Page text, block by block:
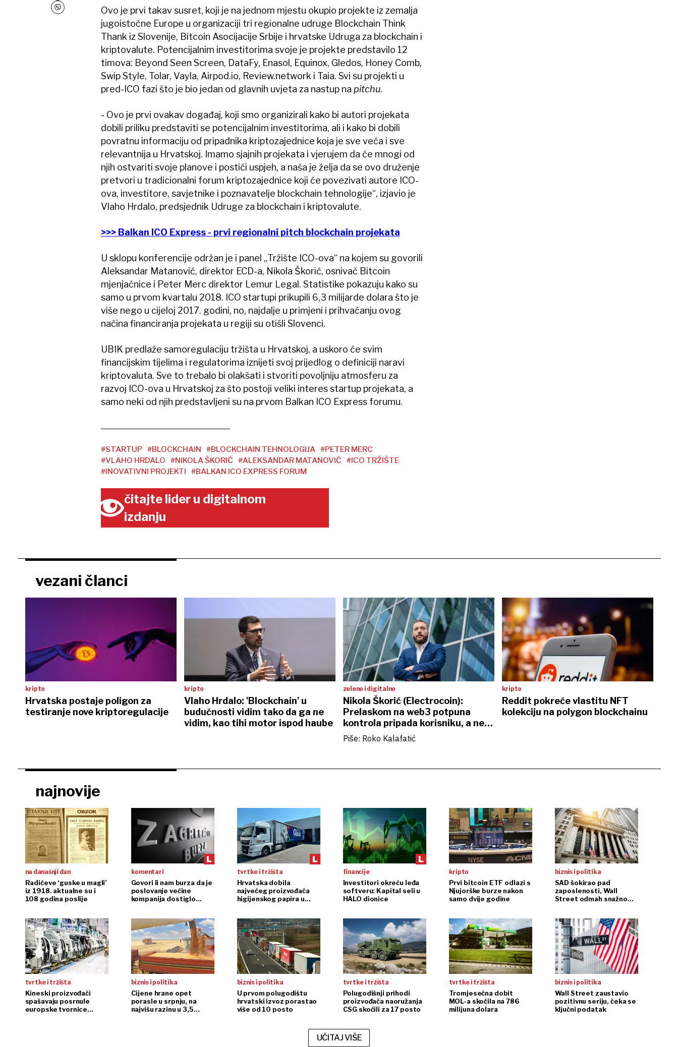
Ovo je prvi takav susret, koji je na jednom mjestu okupio projekte iz zemalja
jugoistočne Europe u organizaciji tri regionalne udruge Blockchain Think
Thank iz Slovenije, Bitcoin Asocijacije Srbije i hrvatske Udruga za blockchain i
kriptovalute. Potencijalnim investitorima svoje je projekte predstavilo 12
timova: Beyond Seen Screen, DataFy, Enasol, Equinox, Gledos, Honey Comb,
Swip Style, Tolar, Vayla, Airpod.io, Review.network i Taia. Svi su projekti u
pred-ICO fazi što je bio jedan od glavnih uvjeta za nastup na pitchu.
- Ovo je prvi ovakav događaj, koji smo organizirali kako bi autori projekata
dobili priliku predstaviti se potencijalnim investitorima, ali i kako bi dobili
povratnu informaciju od pripadnika kriptozajednice koja je sve veća i sve
relevantnija u Hrvatskoj. Imamo sjajnih projekata i vjerujem da će mnogi od
njih ostvariti svoje planove i postići uspjeh, a naša je želja da se ovo druženje
pretvori u tradicionalni forum kriptozajednice koji će povezivati autore ICO-
ova, investitore, savjetnike i poznavatelje blockchain tehnologije“, izjavio je
Vlaho Hrdalo, predsjednik Udruge za blockchain i kriptovalute.
>>> Balkan ICO Express - prvi regionalni pitch blockchain projekata
U sklopu konferencije održan je i panel „Tržište ICO-ova“ na kojem su govorili
Aleksandar Matanović, direktor ECD-a, Nikola Škorić, osnivač Bitcoin
mjenjačnice i Peter Merc direktor Lemur Legal. Statistike pokazuju kako su
samo u prvom kvartalu 2018. ICO startupi prikupili 6,3 milijarde dolara što je
više nego u cijeloj 2017. godini, no, najdalje u primjeni i prihvaćanju ovog
načina financiranja projekata u regiji su otišli Slovenci.
UBIK predlaže samoregulaciju tržišta u Hrvatskoj, a uskoro će svim
financijskim tijelima i regulatorima iznijeti svoj prijedlog o definiciji naravi
kriptovaluta. Sve to trebalo bi olakšati i stvoriti povoljniju atmosferu za
razvoj ICO-ova u Hrvatskoj za što postoji veliki interes startup projekata, a
samo neki od njih predstavljeni su na prvom Balkan ICO Express forumu.
#STARTUP #BLOCKCHAIN #BLOCKCHAIN TEHNOLOGIJA #PETER MERC
#VLAHO HRDALO
#NIKOLA ŠKORIĆ #ALEKSANDAR MATANOVIĆ
#ICO TRŽIŠTE
#INOVATIVNI PROJEKTI
#BALKAN ICO EXPRESS FORUM
čitajte lider u digitalnom
izdanju
vezani članci
kripto
Hrvatska postaje poligon za
testiranje nove kriptoregulacije
kripto
Vlaho Hrdalo: 'Blockchain' u
budućnosti vidim tako da ga ne
vidim, kao tihi motor ispod haube
zeleno i digitalno
Nikola Škorić (Electrocoin):
Prelaskom na web3 potpuna
kontrola pripada korisniku, a ne
korporacijama
Piše: Roko Kalafatić
kripto
Reddit pokreće vlastitu NFT
kolekciju na polygon blockchainu
najnovije
na današnji dan
Radićeve ‘guske u magli’
iz 1918. aktualne su i
108 godina poslije
komentari
Govori li nam burza da je
poslovanje većine
kompanija dostiglo
tvrtke i tržišta
Hrvatska dobila
najvećeg proizvođača
higijenskog papira u
financije
Investitori okreću leđa
softveru: Kapital seli u
HALO dionice
kripto
Prvi bitcoin ETF odlazi s
Njujorške burze nakon
samo dvije godine
biznis i politika
SAD šokirao pad
zaposlenosti, Wall
Street odmah snažno
tvrtke i tržišta
Kineski proizvođači
spašavaju posrnule
europske tvornice
biznis i politika
Cijene hrane opet
porasle u srpnju, na
najvišu razinu u 3,5
biznis i politika
U prvom polugodištu
hrvatski izvoz porastao
više od 10 posto
tvrtke i tržišta
Polugodišnji prihodi
proizvođača naoružanja
CSG skočili za 17 posto
tvrtke i tržišta
Tromjesečna dobit
MOL-a skočila na 786
milijuna dolara
biznis i politika
Wall Street zaustavio
pozitivnu seriju, čeka se
ključni podatak
UČITAJ VIŠE